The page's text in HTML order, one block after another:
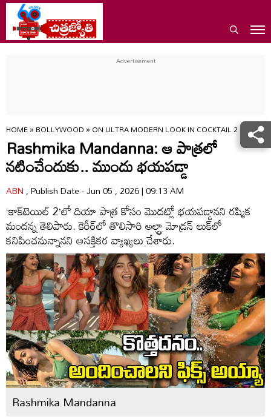
HOME»BOLLYWOOD»ON ULTRA MODERN LOOK IN COCKTAIL 2 MOVIE
Rashmika Mandanna: ఆ పాత్రలో
నటించేందుకు.. ముందు భయపడ్డా
ABN, Publish Date - Jun 05 , 2026 | 09:13 AM
‘కాక్‌టెయిల్ 2’లో దియా పాత్ర కోసం మొదట్లో భయపడ్డానని రష్మిక
మందన్న తెలిపారు. కెరీర్‌లో తొలిసారి అల్ట్రా మోడ్రన్ లుక్‌లో
కనిపించనున్నానని ఆసక్తికర వ్యాఖ్యలు చేశారు.
Rashmika Mandanna